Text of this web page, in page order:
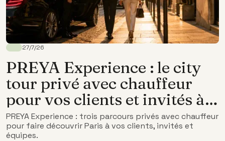
27/7/26
PREYA Experience : le city
tour privé avec chauffeur
pour vos clients et invités à
Paris
PREYA Experience : trois parcours privés avec chauffeur
pour faire découvrir Paris à vos clients, invités et
équipes.